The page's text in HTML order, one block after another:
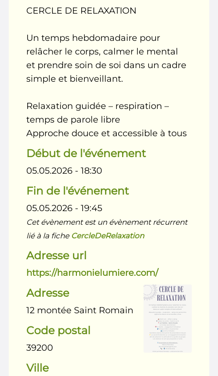
CERCLE DE RELAXATION
Un temps hebdomadaire pour
relâcher le corps, calmer le mental
et prendre soin de soi dans un cadre
simple et bienveillant.
Relaxation guidée – respiration –
temps de parole libre
Approche douce et accessible à tous
Début de l'événement
05.05.2026 - 18:30
Fin de l'événement
05.05.2026 - 19:45
Cet évènement est un évènement récurrent
lié à la fiche CercleDeRelaxation
Adresse url
https://harmonielumiere.com/
Adresse
12 montée Saint Romain
Code postal
39200
Ville